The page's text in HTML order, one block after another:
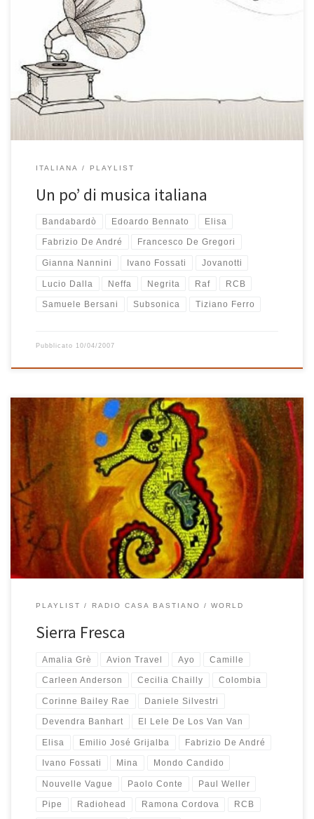
Ogni tanto mi viene proprio voglia di ascoltare e canticchiare
musica italiana… quando ho composto questa playlist doveva
essere proprio uno di quei momenti! Scopri tutte le playlist di Casa
Bastiano e ascolta online la buona musica di RCB collegandoti
tramite Mixcloud, Apple Music o Spotify. Tracklist – 1 ora 16 minuti e
22 secondi di buona musica […]
ITALIANA PLAYLIST
Un po’ di musica italiana
Bandabardò Edoardo Bennato Elisa
Fabrizio De André Francesco De Gregori
Gianna Nannini Ivano Fossati Jovanotti
Lucio Dalla Neffa Negrita Raf RCB
Samuele Bersani Subsonica Tiziano Ferro
Pubblicato 10/04/2007
La recente vacanza in Sud America lascia qualche buon segno in
questa playlist, che prende il titolo e si apre proprio con un brano
di un musicista che abbiamo conosciuto a Taganga, piccola
spiaggia di pescatori sulla costa caraibica della Colombia… la
poesia che Rolando ci ha dedicato e scritto […]
PLAYLIST RADIO CASA BASTIANO WORLD
Sierra Fresca
Amalia Grè Avion Travel Ayo Camille
Carleen Anderson Cecilia Chailly Colombia
Corinne Bailey Rae Daniele Silvestri
Devendra Banhart El Lele De Los Van Van
Elisa Emilio José Grijalba Fabrizio De André
Ivano Fossati Mina Mondo Candido
Nouvelle Vague Paolo Conte Paul Weller
Pipe Radiohead Ramona Cordova RCB